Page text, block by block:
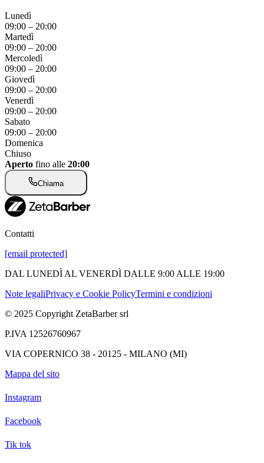
Lunedì
09:00 – 20:00
Martedì
09:00 – 20:00
Mercoledì
09:00 – 20:00
Giovedì
09:00 – 20:00
Venerdì
09:00 – 20:00
Sabato
09:00 – 20:00
Domenica
Chiuso
Aperto fino alle 20:00
Chiama
Contatti
[email protected]
DAL LUNEDÌ AL VENERDÌ DALLE 9:00 ALLE 19:00
Note legaliPrivacy e Cookie PolicyTermini e condizioni
© 2025 Copyright ZetaBarber srl
P.IVA 12526760967
VIA COPERNICO 38 - 20125 - MILANO (MI)
Mappa del sito
Instagram
Facebook
Tik tok